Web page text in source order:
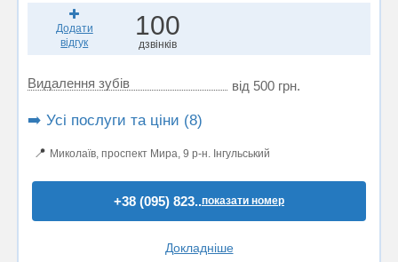
Додати
відгук
100
дзвінків
Видалення зубів від 500 грн.
➡️ Усі послуги та ціни (8)
📍 Миколаїв, проспект Мира, 9 р-н. Інгульський
+38 (095) 823..показати номер
Докладніше